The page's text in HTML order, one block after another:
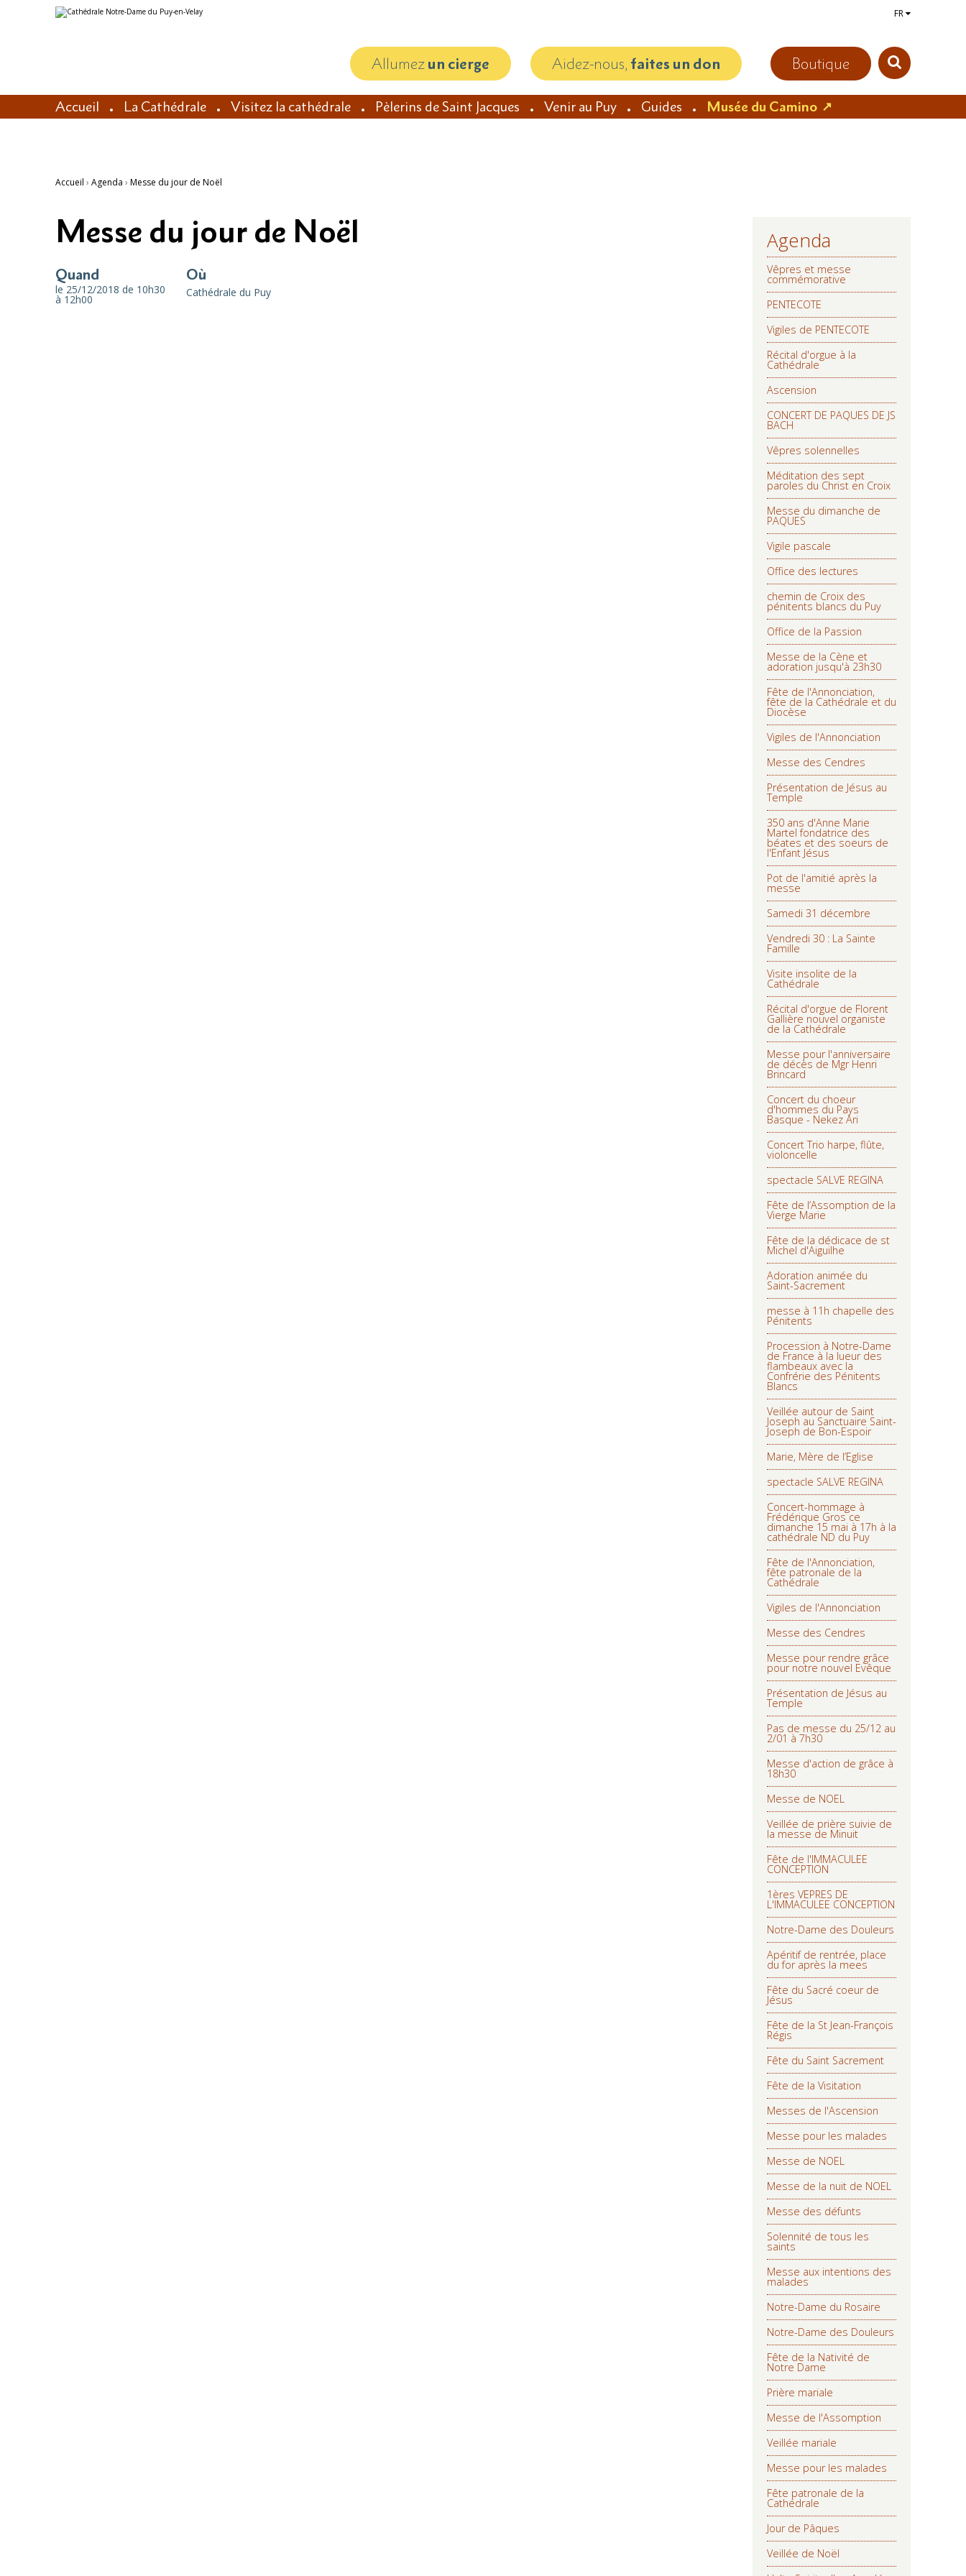
Aller
au
Outils
personnels
FR
Boutique
Allumezun cierge Aidez-nous, faites un don
Accueil La Cathédrale Visitez la cathédrale Pèlerins de Saint Jacques Venir au Puy Guides Musée du Camino
Accueil › Agenda › Messe du jour de Noël
NAVIGATION
Agenda
Vêpres et messe
commémorative
PENTECOTE
Vigiles de PENTECOTE
Récital d'orgue à la
Cathédrale
Ascension
CONCERT DE PAQUES DE JS
BACH
Vêpres solennelles
Méditation des sept
paroles du Christ en Croix
Messe du dimanche de
PAQUES
Vigile pascale
Office des lectures
chemin de Croix des
pénitents blancs du Puy
Office de la Passion
Messe de la Cène et
adoration jusqu'à 23h30
Fête de l'Annonciation,
fête de la Cathédrale et du
Diocèse
Vigiles de l'Annonciation
Messe des Cendres
Présentation de Jésus au
Temple
350 ans d'Anne Marie
Martel fondatrice des
béates et des soeurs de
l'Enfant Jésus
Pot de l'amitié après la
messe
Samedi 31 décembre
Vendredi 30 : La Sainte
Famille
Visite insolite de la
Cathédrale
Récital d'orgue de Florent
Gallière nouvel organiste
de la Cathédrale
Messe pour l'anniversaire
de décès de Mgr Henri
Brincard
Concert du choeur
d'hommes du Pays
Basque - Nekez Ari
Concert Trio harpe, flûte,
violoncelle
spectacle SALVE REGINA
Fête de l’Assomption de la
Vierge Marie
Fête de la dédicace de st
Michel d'Aiguilhe
Adoration animée du
Saint-Sacrement
messe à 11h chapelle des
Pénitents
Procession à Notre-Dame
de France à la lueur des
flambeaux avec la
Confrérie des Pénitents
Blancs
Veillée autour de Saint
Joseph au Sanctuaire Saint-
Joseph de Bon-Espoir
Marie, Mère de l’Eglise
spectacle SALVE REGINA
Concert-hommage à
Frédérique Gros ce
dimanche 15 mai à 17h à la
cathédrale ND du Puy
Fête de l'Annonciation,
fête patronale de la
Cathédrale
Vigiles de l'Annonciation
Messe des Cendres
Messe pour rendre grâce
pour notre nouvel Evêque
Présentation de Jésus au
Temple
Pas de messe du 25/12 au
2/01 à 7h30
Messe d'action de grâce à
18h30
Messe de NOEL
Veillée de prière suivie de
la messe de Minuit
Fête de l'IMMACULEE
CONCEPTION
1ères VEPRES DE
L'IMMACULEE CONCEPTION
Notre-Dame des Douleurs
Apéritif de rentrée, place
du for après la mees
Fête du Sacré coeur de
Jésus
Fête de la St Jean-François
Régis
Fête du Saint Sacrement
Fête de la Visitation
Messes de l'Ascension
Messe pour les malades
Messe de NOEL
Messe de la nuit de NOEL
Messe des défunts
Solennité de tous les
saints
Messe aux intentions des
malades
Notre-Dame du Rosaire
Notre-Dame des Douleurs
Fête de la Nativité de
Notre Dame
Prière mariale
Messe de l'Assomption
Veillée mariale
Messe pour les malades
Fête patronale de la
Cathédrale
Jour de Pâques
Veillée de Noël
Messe du jour de Noël
Quand
le 25/12/2018 de 10h30
à 12h00
Où
Cathédrale du Puy